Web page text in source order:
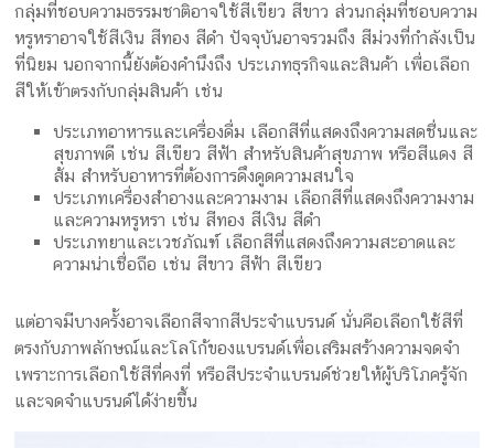
กลุ่มที่ชอบความธรรมชาติอาจใช้สีเขียว สีขาว ส่วนกลุ่มที่ชอบความ
หรูหราอาจใช้สีเงิน สีทอง สีดำ ปัจจุบันอาจรวมถึง สีม่วงที่กำลังเป็น
ที่นิยม นอกจากนี้ยังต้องคำนึงถึง ประเภทธุรกิจและสินค้า เพื่อเลือก
สีให้เข้าตรงกับกลุ่มสินค้า เช่น
ประเภทอาหารและเครื่องดื่ม เลือกสีที่แสดงถึงความสดชื่นและ
สุขภาพดี เช่น สีเขียว สีฟ้า สำหรับสินค้าสุขภาพ หรือสีแดง สี
ส้ม สำหรับอาหารที่ต้องการดึงดูดความสนใจ
ประเภทเครื่องสำอางและความงาม เลือกสีที่แสดงถึงความงาม
และความหรูหรา เช่น สีทอง สีเงิน สีดำ
ประเภทยาและเวชภัณฑ์ เลือกสีที่แสดงถึงความสะอาดและ
ความน่าเชื่อถือ เช่น สีขาว สีฟ้า สีเขียว
แต่อาจมีบางครั้งอาจเลือกสีจากสีประจำแบรนด์ นั่นคือเลือกใช้สีที่
ตรงกับภาพลักษณ์และโลโก้ของแบรนด์เพื่อเสริมสร้างความจดจำ
เพราะการเลือกใช้สีที่คงที่ หรือสีประจำแบรนด์ช่วยให้ผู้บริโภครู้จัก
และจดจำแบรนด์ได้ง่ายขึ้น